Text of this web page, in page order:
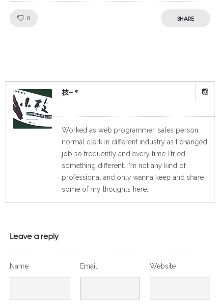
0 SHARE
枝~＊
Worked as web programmer, sales person,
normal clerk in different industry as I changed
job so frequently and every time I tried
something different. I'm not any kind of
professional and only wanna keep and share
some of my thoughts here.
Leave a reply
Name Email Website